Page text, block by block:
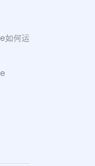
如何运